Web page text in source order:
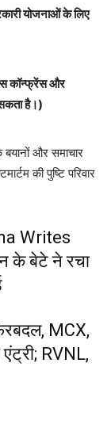
योजनाओं के लिए
कॉन्फ्रेंस और
है।)
और समाचार
की पुष्टि परिवार
Writes
के बेटे ने रचा
MCX,
RVNL,